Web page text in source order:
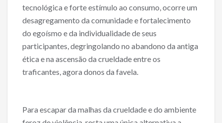
tecnológica e forte estímulo ao consumo, ocorre um
desagregamento da comunidade e fortalecimento
do egoísmo e da individualidade de seus
participantes, degringolando no abandono da antiga
ética e na ascensão da crueldade entre os
traficantes, agora donos da favela.
Para escapar da malhas da crueldade e do ambiente